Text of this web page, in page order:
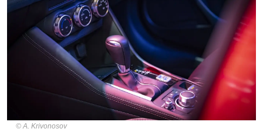
A. Krivonosov